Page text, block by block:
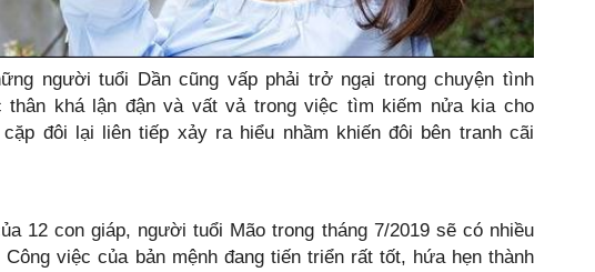
người tuổi Dần cũng vấp phải trở ngại trong chuyện tình
thân khá lận đận và vất vả trong việc tìm kiếm nửa kia cho
đôi lại liên tiếp xảy ra hiểu nhầm khiến đôi bên tranh cãi
12 con giáp, người tuổi Mão trong tháng 7/2019 sẽ có nhiều
việc của bản mệnh đang tiến triển rất tốt, hứa hẹn thành